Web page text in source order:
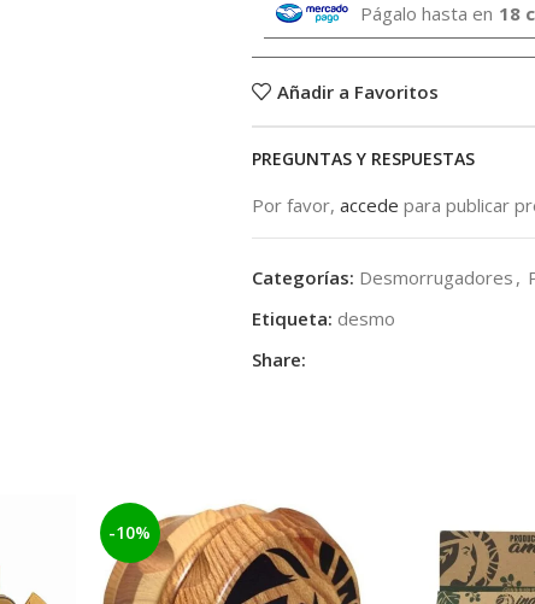
Págalo hasta en 18
Añadir a Favoritos
PREGUNTAS Y RESPUESTAS
Por favor, accede para publicar
Categorías: Desmorrugadores ,
Etiqueta: desmo
Share:
-10%